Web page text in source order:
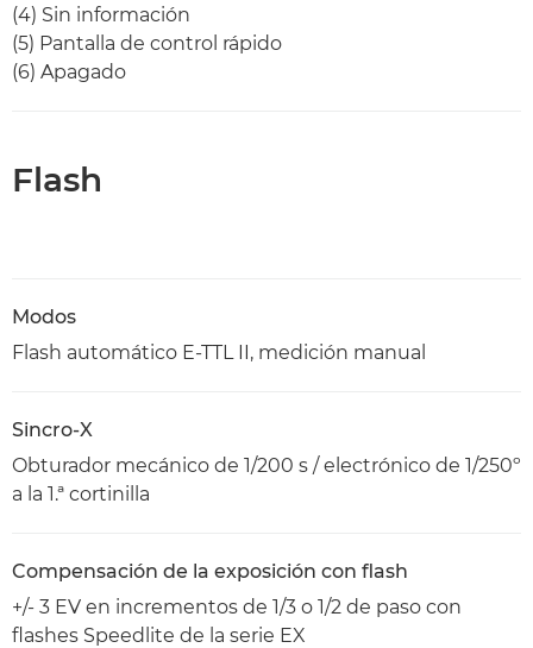
(4) Sin información
(5) Pantalla de control rápido
(6) Apagado
Flash
Modos
Flash automático E-TTL II, medición manual
Sincro-X
Obturador mecánico de 1/200 s / electrónico de 1/250º
a la 1.ª cortinilla
Compensación de la exposición con flash
+/- 3 EV en incrementos de 1/3 o 1/2 de paso con
flashes Speedlite de la serie EX